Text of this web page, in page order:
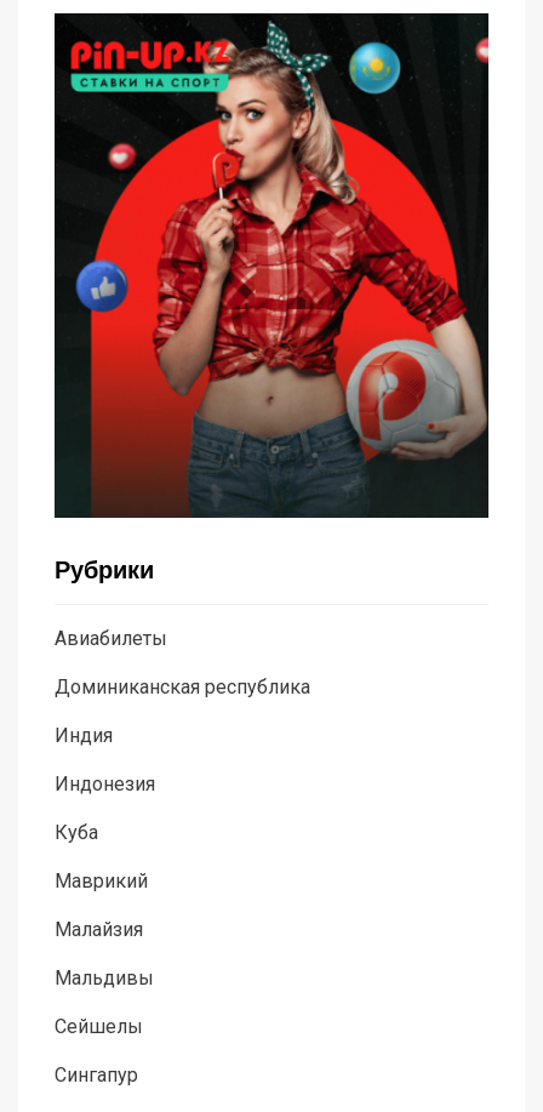
Рубрики
Авиабилеты
Доминиканская республика
Индия
Индонезия
Куба
Маврикий
Малайзия
Мальдивы
Сейшелы
Сингапур